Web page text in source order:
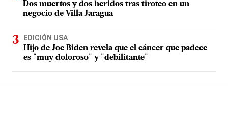
Dos muertos y dos heridos tras tiroteo en un
negocio de Villa Jaragua
EDICIÓN USA
Hijo de Joe Biden revela que el cáncer que padece
es "muy doloroso" y "debilitante"